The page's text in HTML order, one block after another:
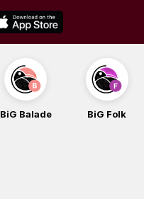
BiG Balade BiG Folk